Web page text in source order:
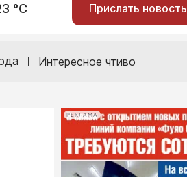
°С Прислать новость
Интересное чтиво
РЕКЛАМА